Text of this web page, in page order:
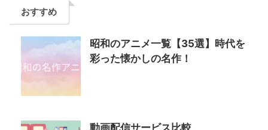
おすすめ
昭和のアニメ一覧【35選】時代を
彩った懐かしの名作！
動画配信サービス比較